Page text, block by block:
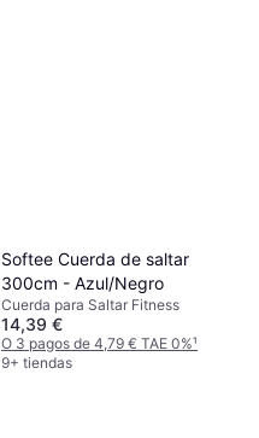
Softee Cuerda de saltar
300cm - Azul/Negro
Cuerda para Saltar Fitness
14,39 €
O 3 pagos de 4,79 € TAE 0%¹
9+ tiendas